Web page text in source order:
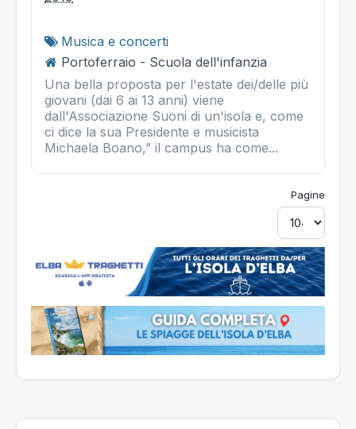
Musica e concerti
Portoferraio - Scuola dell'infanzia
Una bella proposta per l'estate dei/delle più
giovani (dai 6 ai 13 anni) viene
dall'Associazione Suoni di un'isola e, come
ci dice la sua Presidente e musicista
Michaela Boano,” il campus ha come...
Pagine